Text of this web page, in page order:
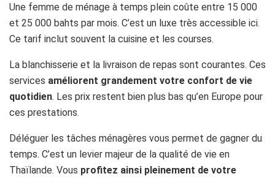
Une femme de ménage à temps plein coûte entre 15 000
et 25 000 bahts par mois. C’est un luxe très accessible ici.
Ce tarif inclut souvent la cuisine et les courses.
La blanchisserie et la livraison de repas sont courantes. Ces
services améliorent grandement votre confort de vie
quotidien. Les prix restent bien plus bas qu’en Europe pour
ces prestations.
Déléguer les tâches ménagères vous permet de gagner du
temps. C’est un levier majeur de la qualité de vie en
Thaïlande. Vous profitez ainsi pleinement de votre